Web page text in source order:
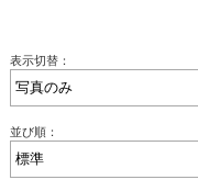
表示切替：
並び順：